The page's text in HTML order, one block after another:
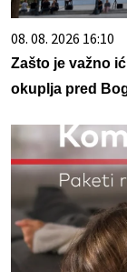
08. 08. 2026 16:10
Zašto je važno
okuplja pred